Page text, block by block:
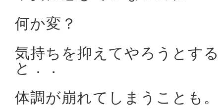
何か変？
気持ちを抑えてやろうとする
と．．
体調が崩れてしまうことも。